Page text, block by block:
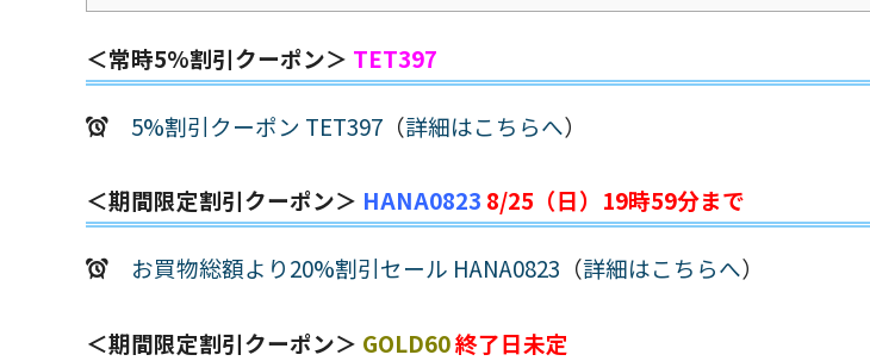
＜常時5%割引クーポン＞ TET397
5%割引クーポン TET397 （詳細はこちらへ）
＜期間限定割引クーポン＞ HANA0823 8/25（日）19時59分まで
お買物総額より20%割引セール HANA0823 （詳細はこちらへ）
＜期間限定割引クーポン＞ GOLD60終了日未定